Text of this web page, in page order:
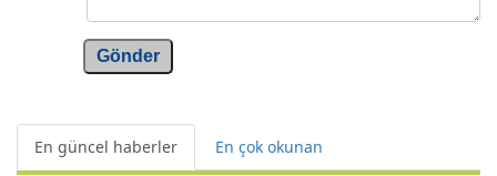
Gönder
En güncel haberler En çok okunan